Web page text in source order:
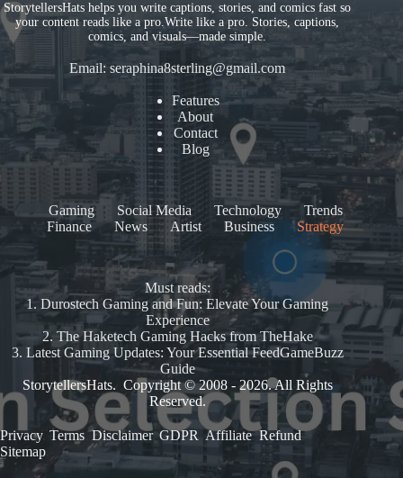
StorytellersHats helps you write captions, stories, and comics fast so
your content reads like a pro.Write like a pro. Stories, captions,
comics, and visuals—made simple.
Email:seraphina8sterling@gmail.com
Features
About
Contact
Blog
Gaming Social Media Technology
Trends
Finance
News Artist Business Strategy
Must reads:
1.Durostech Gaming and Fun: Elevate Your Gaming
Experience
2. The Haketech Gaming Hacks from TheHake
3. Latest Gaming Updates: Your Essential FeedGameBuzz
Guide
StorytellersHats. Copyright © 2008 - 2026. All Rights
Reserved.
Privacy. Terms .Disclaimer. GDPR Affiliate.Refund.
Sitemap